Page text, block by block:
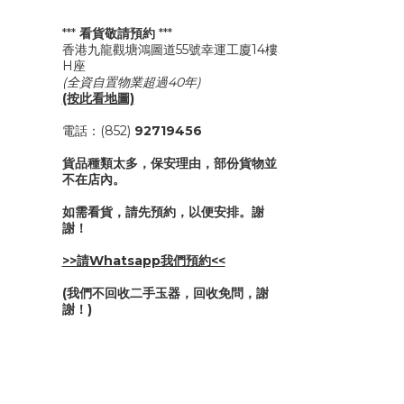
*** 看貨敬請預約***
香港九龍觀塘鴻圖道55號幸運工廈14樓
H座
(全資自置物業超過40年)
(按此看地圖)
電話：(852) 92719456
貨品種類太多，保安理由，部份貨物並
不在店內。
如需看貨，請先預約，以便安排。謝
謝！
>>請Whatsapp我們預約<<
(我們不回收二手玉器，回收免問，謝
謝！)